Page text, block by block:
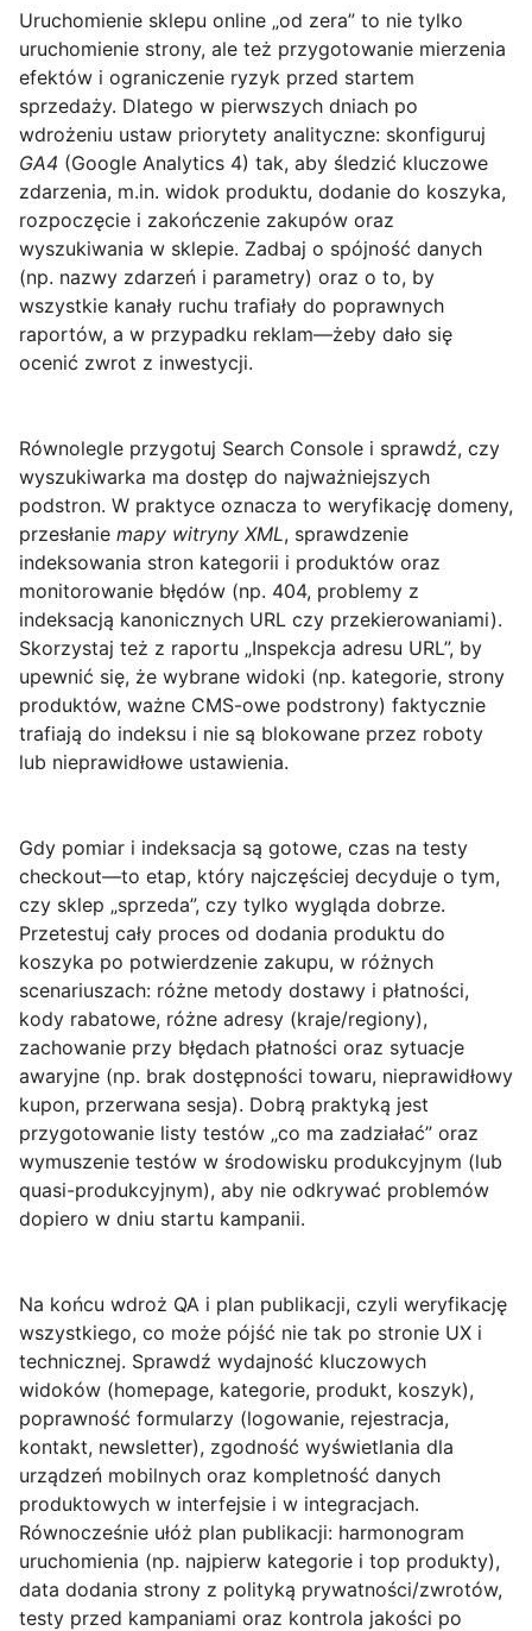
Uruchomienie sklepu online „od zera” to nie tylko
uruchomienie strony, ale też przygotowanie mierzenia
efektów i ograniczenie ryzyk przed startem
sprzedaży. Dlatego w pierwszych dniach po
wdrożeniu ustaw priorytety analityczne: skonfiguruj
GA4 (Google Analytics 4) tak, aby śledzić kluczowe
zdarzenia, m.in. widok produktu, dodanie do koszyka,
rozpoczęcie i zakończenie zakupów oraz
wyszukiwania w sklepie. Zadbaj o spójność danych
(np. nazwy zdarzeń i parametry) oraz o to, by
wszystkie kanały ruchu trafiały do poprawnych
raportów, a w przypadku reklam—żeby dało się
ocenić zwrot z inwestycji.
Równolegle przygotuj Search Console i sprawdź, czy
wyszukiwarka ma dostęp do najważniejszych
podstron. W praktyce oznacza to weryfikację domeny,
przesłanie mapy witryny XML, sprawdzenie
indeksowania stron kategorii i produktów oraz
monitorowanie błędów (np. 404, problemy z
indeksacją kanonicznych URL czy przekierowaniami).
Skorzystaj też z raportu „Inspekcja adresu URL”, by
upewnić się, że wybrane widoki (np. kategorie, strony
produktów, ważne CMS-owe podstrony) faktycznie
trafiają do indeksu i nie są blokowane przez roboty
lub nieprawidłowe ustawienia.
Gdy pomiar i indeksacja są gotowe, czas na testy
checkout—to etap, który najczęściej decyduje o tym,
czy sklep „sprzeda”, czy tylko wygląda dobrze.
Przetestuj cały proces od dodania produktu do
koszyka po potwierdzenie zakupu, w różnych
scenariuszach: różne metody dostawy i płatności,
kody rabatowe, różne adresy (kraje/regiony),
zachowanie przy błędach płatności oraz sytuacje
awaryjne (np. brak dostępności towaru, nieprawidłowy
kupon, przerwana sesja). Dobrą praktyką jest
przygotowanie listy testów „co ma zadziałać” oraz
wymuszenie testów w środowisku produkcyjnym (lub
quasi-produkcyjnym), aby nie odkrywać problemów
dopiero w dniu startu kampanii.
Na końcu wdroż QA i plan publikacji, czyli weryfikację
wszystkiego, co może pójść nie tak po stronie UX i
technicznej. Sprawdź wydajność kluczowych
widoków (homepage, kategorie, produkt, koszyk),
poprawność formularzy (logowanie, rejestracja,
kontakt, newsletter), zgodność wyświetlania dla
urządzeń mobilnych oraz kompletność danych
produktowych w interfejsie i w integracjach.
Równocześnie ułóż plan publikacji: harmonogram
uruchomienia (np. najpierw kategorie i top produkty),
data dodania strony z polityką prywatności/zwrotów,
testy przed kampaniami oraz kontrola jakości po